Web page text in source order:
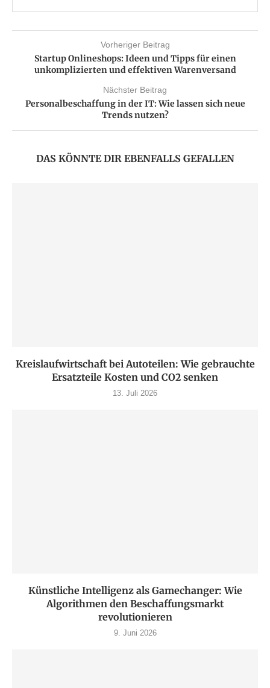
Vorheriger Beitrag
Startup Onlineshops: Ideen und Tipps für einen
unkomplizierten und effektiven Warenversand
Nächster Beitrag
Personalbeschaffung in der IT: Wie lassen sich neue
Trends nutzen?
DAS KÖNNTE DIR EBENFALLS GEFALLEN
Kreislaufwirtschaft bei Autoteilen: Wie gebrauchte
Ersatzteile Kosten und CO2 senken
13. Juli 2026
Künstliche Intelligenz als Gamechanger: Wie
Algorithmen den Beschaffungsmarkt
revolutionieren
9. Juni 2026